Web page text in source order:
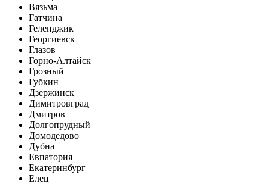
Вязьма
Гатчина
Геленджик
Георгиевск
Глазов
Горно-Алтайск
Грозный
Губкин
Дзержинск
Димитровград
Дмитров
Долгопрудный
Домодедово
Дубна
Евпатория
Екатеринбург
Елец